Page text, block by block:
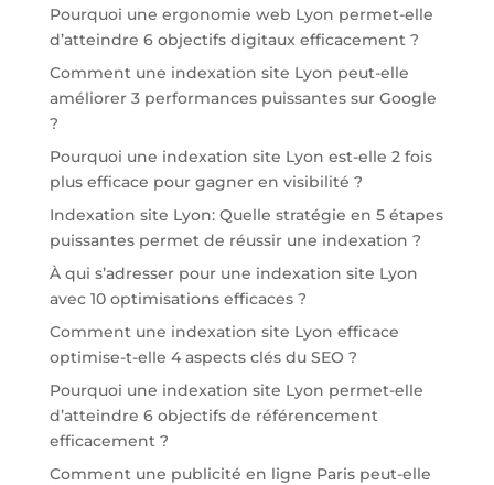
Pourquoi une ergonomie web Lyon permet-elle
d’atteindre 6 objectifs digitaux efficacement ?
Comment une indexation site Lyon peut-elle
améliorer 3 performances puissantes sur Google
?
Pourquoi une indexation site Lyon est-elle 2 fois
plus efficace pour gagner en visibilité ?
Indexation site Lyon: Quelle stratégie en 5 étapes
puissantes permet de réussir une indexation ?
À qui s’adresser pour une indexation site Lyon
avec 10 optimisations efficaces ?
Comment une indexation site Lyon efficace
optimise-t-elle 4 aspects clés du SEO ?
Pourquoi une indexation site Lyon permet-elle
d’atteindre 6 objectifs de référencement
efficacement ?
Comment une publicité en ligne Paris peut-elle